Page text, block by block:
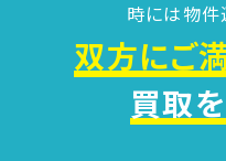
時には物件
双方にご
買取